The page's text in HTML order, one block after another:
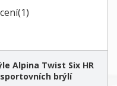
Alpina Twist Six HR
sportovních brýlí